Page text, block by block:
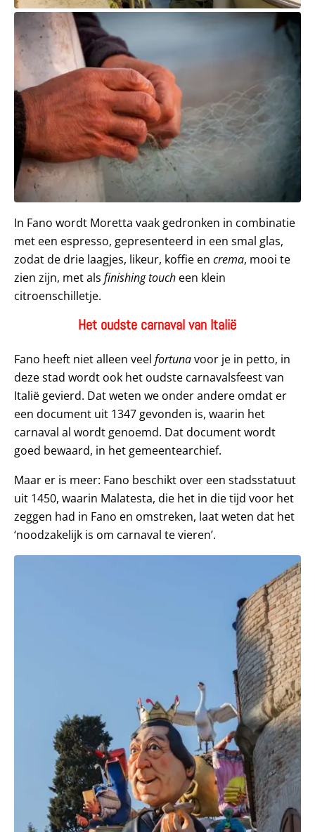
In Fano wordt Moretta vaak gedronken in combinatie
met een espresso, gepresenteerd in een smal glas,
zodat de drie laagjes, likeur, koffie en crema, mooi te
zien zijn, met als finishing touch een klein
citroenschilletje.
Het oudste carnaval van Italië
Fano heeft niet alleen veel fortunavoor je in petto, in
deze stad wordt ook het oudste carnavalsfeest van
Italië gevierd. Dat weten we onder andere omdat er
een document uit 1347 gevonden is, waarin het
carnaval al wordt genoemd. Dat document wordt
goed bewaard, in het gemeentearchief.
Maar er is meer: Fano beschikt over een stadsstatuut
uit 1450, waarin Malatesta, die het in die tijd voor het
zeggen had in Fano en omstreken, laat weten dat het
‘noodzakelijk is om carnaval te vieren’.